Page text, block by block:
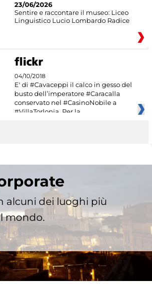
23/06/2026
Sentire e raccontare il museo: Liceo
Linguistico Lucio Lombardo Radice
04/10/2018
E' di #Cavaceppi il calco in gesso del
busto dell’imperatore #Caracalla
conservato nel #CasinoNobile a
#VillaTorlonia. Per la
alcuni dei luoghi più
mondo.